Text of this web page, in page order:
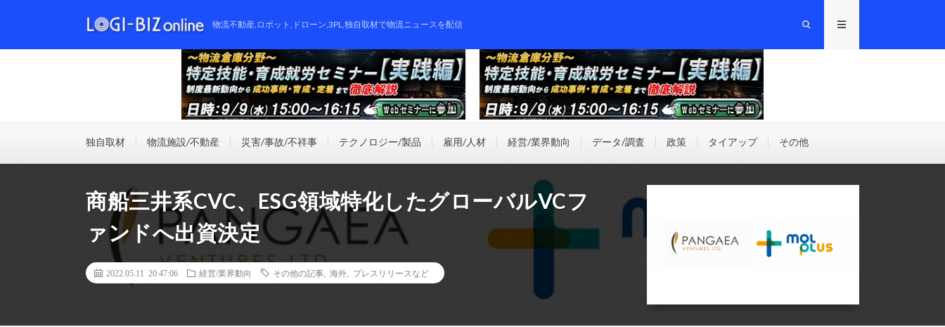
物流不動産,ロボット,ドローン,3PL,独自取材で物流ニュースを配信
独自取材 物流施設/不動産 災害/事故/不祥事 テクノロジー/製品 雇用/人材 経営/業界動向 データ/調査 政策 タイアップ その他
商船三井系CVC、ESG領域特化したグローバルVCフ
ァンドへ出資決定
2022.05.11 20:47:06 経営/業界動向 その他の記事 海外 プレスリリースなど